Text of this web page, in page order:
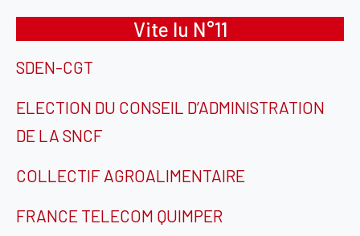
Vite lu N°11
SDEN-CGT
ELECTION DU CONSEIL D’ADMINISTRATION
DE LA SNCF
COLLECTIF AGROALIMENTAIRE
FRANCE TELECOM QUIMPER